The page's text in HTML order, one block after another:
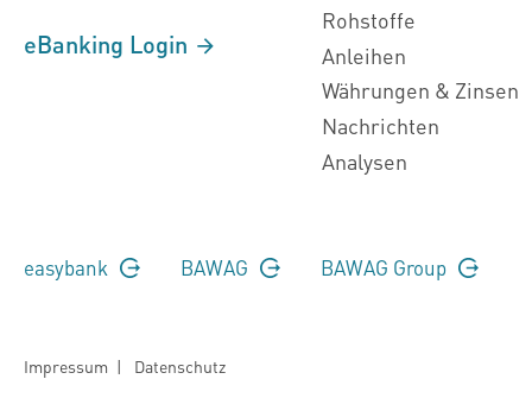
eBanking Login
Rohstoffe
Anleihen
Währungen & Zinsen
Nachrichten
Analysen
easybank BAWAG BAWAG Group
Impressum | Datenschutz